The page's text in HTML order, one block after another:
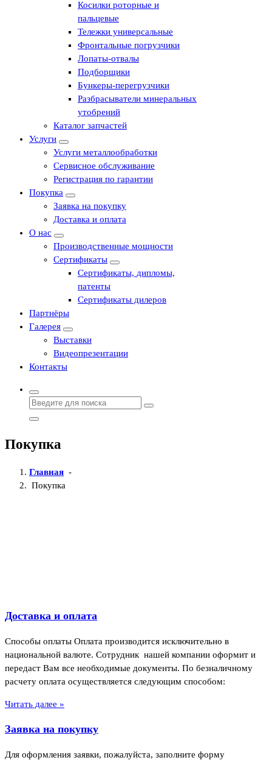
Косилки роторные и
пальцевые
Тележки универсальные
Фронтальные погрузчики
Лопаты-отвалы
Подборщики
Бункеры-перегрузчики
Разбрасыватели минеральных
утобрений
Каталог запчастей
Услуги
Услуги металлообработки
Сервисное обслуживание
Регистрация по гарантии
Покупка
Заявка на покупку
Доставка и оплата
О нас
Производственные мощности
Сертификаты
Сертификаты, дипломы,
патенты
Сертификаты дилеров
Партнёры
Галерея
Выставки
Видеопрезентации
Контакты
Найти:
Покупка
Главная -
Покупка
Доставка и оплата
Способы оплаты Оплата производится исключительно в
национальной валюте. Сотрудник нашей компании оформит и
передаст Вам все необходимые документы. По безналичному
расчету оплата осуществляется следующим способом:
Читать далее »
Заявка на покупку
Для оформления заявки, пожалуйста, заполните форму